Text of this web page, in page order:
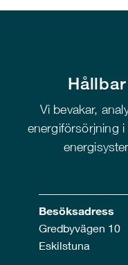
Vi bevakar,
energiförsörjning
Besöksadress
Gredbyvägen 10
Eskilstuna